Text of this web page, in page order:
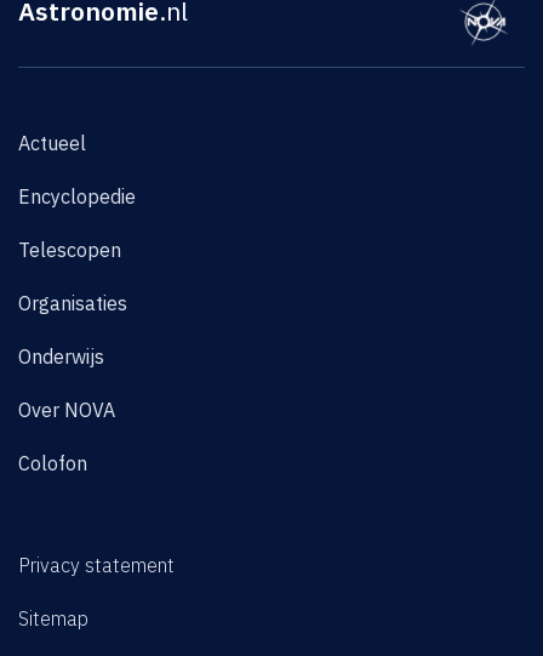
Astronomie.nl
Actueel
Encyclopedie
Telescopen
Organisaties
Onderwijs
Over NOVA
Colofon
Privacy statement
Sitemap